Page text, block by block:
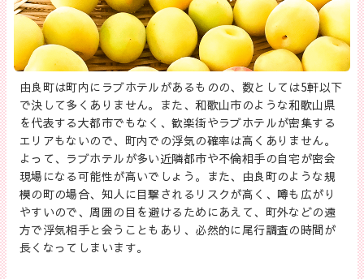
由良町は町内にラブホテルがあるものの、数としては5軒以下
で決して多くありません。また、和歌山市のような和歌山県
を代表する大都市でもなく、歓楽街やラブホテルが密集する
エリアもないので、町内での浮気の確率は高くありません。
よって、ラブホテルが多い近隣都市や不倫相手の自宅が密会
現場になる可能性が高いでしょう。また、由良町のような規
模の町の場合、知人に目撃されるリスクが高く、噂も広がり
やすいので、周囲の目を避けるためにあえて、町外などの遠
方で浮気相手と会うこともあり、必然的に尾行調査の時間が
長くなってしまいます。